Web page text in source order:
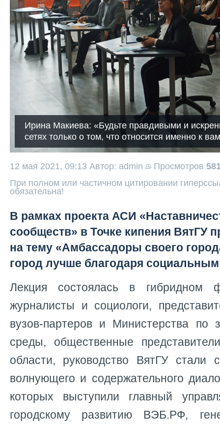
Ирина Макиева: «Будьте правдивыми и
сетях только о том, что относится именно к
12 мая 2021, 09:13 Автор: admin Просмотров
При полном или частичном цитировании
обязательна!
В рамках проекта АСИ
сообществ» в Точке кипения ВятГУ
на тему «Амбассадоры своего
город лучше благодаря
Лекция состоялась в гибридном
журналисты и социологи,
вузов-партеров и Министерства по
среды, общественные
области, руководство ВятГУ стали
волнующего и содержательного
которых выступили главный
городскому развитию ВЭБ.РФ,